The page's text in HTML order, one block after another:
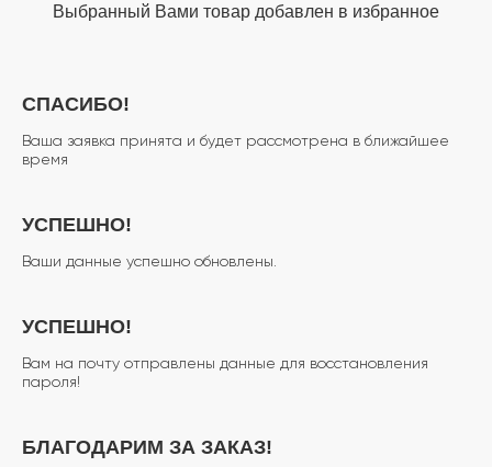
Выбранный Вами товар добавлен в избранное
СПАСИБО!
Ваша заявка принята и будет рассмотрена в ближайшее
время
УСПЕШНО!
Ваши данные успешно обновлены.
УСПЕШНО!
Вам на почту отправлены данные для восстановления
пароля!
БЛАГОДАРИМ ЗА ЗАКАЗ!